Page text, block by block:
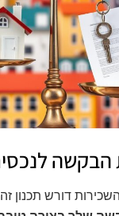
הבקשה
דורש תכנון